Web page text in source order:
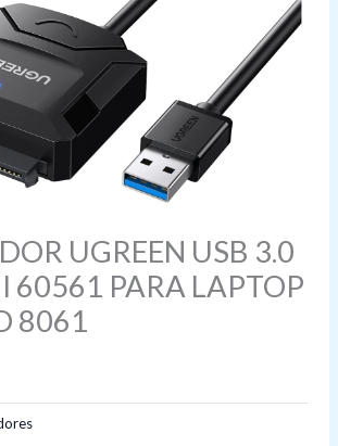
UGREEN USB 3.0
60561 PARA LAPTOP
8061